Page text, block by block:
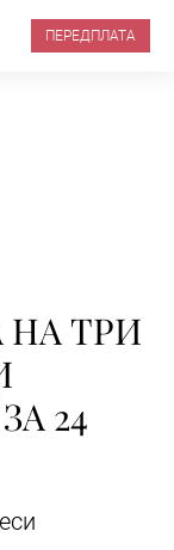
ПЕРЕДПЛАТА
НА ТРИ
24